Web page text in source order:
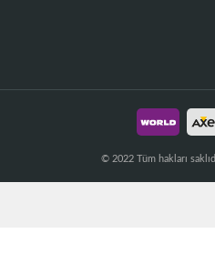
© 2022 Tüm hakları